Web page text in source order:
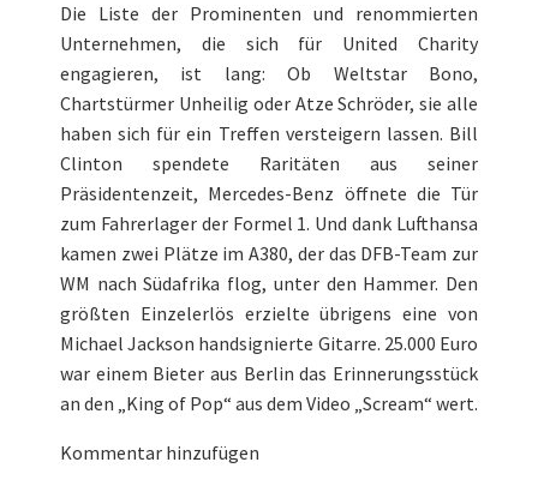
Die Liste der Prominenten und renommierten
Unternehmen, die sich für United Charity
engagieren, ist lang: Ob Weltstar Bono,
Chartstürmer Unheilig oder Atze Schröder, sie alle
haben sich für ein Treffen versteigern lassen. Bill
Clinton spendete Raritäten aus seiner
Präsidentenzeit, Mercedes-Benz öffnete die Tür
zum Fahrerlager der Formel 1. Und dank Lufthansa
kamen zwei Plätze im A380, der das DFB-Team zur
WM nach Südafrika flog, unter den Hammer. Den
größten Einzelerlös erzielte übrigens eine von
Michael Jackson handsignierte Gitarre. 25.000 Euro
war einem Bieter aus Berlin das Erinnerungsstück
an den „King of Pop“ aus dem Video „Scream“ wert.
Kommentar hinzufügen